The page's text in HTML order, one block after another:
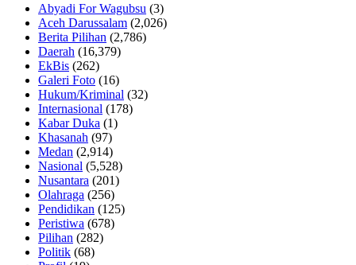
Abyadi For Wagubsu (3)
Aceh Darussalam (2,026)
Berita Pilihan (2,786)
Daerah (16,379)
EkBis (262)
Galeri Foto (16)
Hukum/Kriminal (32)
Internasional (178)
Kabar Duka (1)
Khasanah (97)
Medan (2,914)
Nasional (5,528)
Nusantara (201)
Olahraga (256)
Pendidikan (125)
Peristiwa (678)
Pilihan (282)
Politik (68)